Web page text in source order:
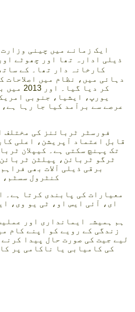
ذیلی ادارہ تھا اور چھوٹے
کارخانہ دار تھا۔ کے
دہائی میں، نظام میں
کر
یورپ، ایشیا، جنوبی
عرصے سے برآمد کیا جا رہا
فورسٹر ٹربائنز کی مختلف
قابل اعتماد آپریشن، اعلی
ٹرگو ٹربائن، پیلٹن
برقی ذیلی آلات بھی
کنٹرول سسٹم،
ای، آئی ایس او، ٹی یو وی،
ہم ہمیشہ ایمانداری اور
زندگی کے رویے کو اپنے کام
لیے جیت کی صورت حال پیدا
کی کامیابی یا ناکامی پر